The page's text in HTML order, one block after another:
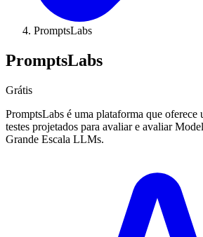
PromptsLabs
PromptsLabs
Grátis
PromptsLabs é uma plataforma que oferece
testes projetados para avaliar e avaliar
Grande Escala LLMs.